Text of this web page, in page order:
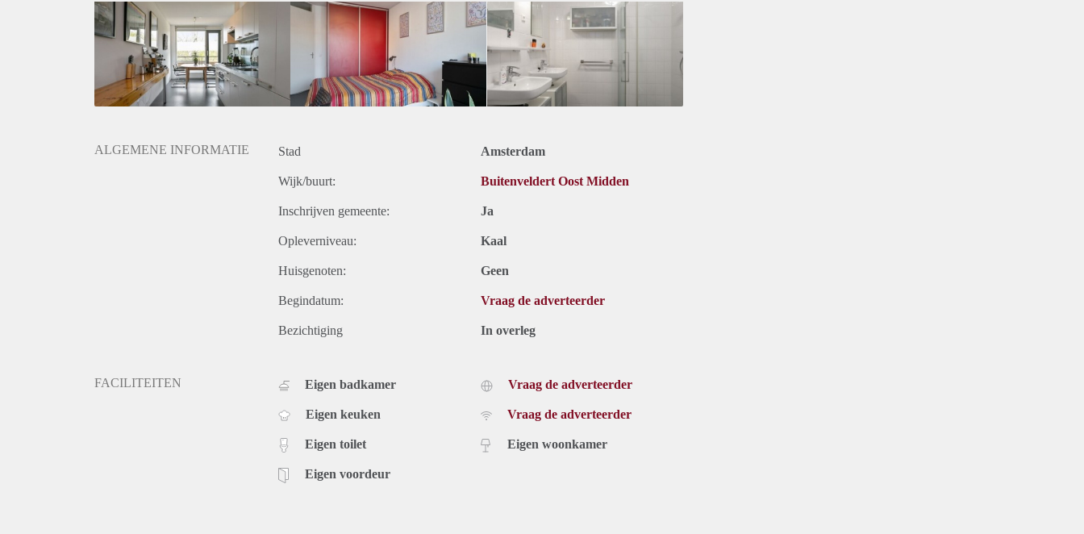
Huurtoeslag
Mogelijk
Inkomen eis
2,6 X Maandhuur Bruto
Huurtermijn
Onbepaalde termijn
ALGEMENE INFORMATIE Stad Amsterdam
Wijk/buurt: Buitenveldert Oost Midden
Inschrijven gemeente: Ja
Opleverniveau: Kaal
Huisgenoten: Geen
Begindatum: Vraag de adverteerder
Bezichtiging In overleg
FACILITEITEN Eigen badkamer
Eigen keuken
Eigen toilet
Eigen voordeur
Vraag de adverteerder
Vraag de adverteerder
Eigen woonkamer